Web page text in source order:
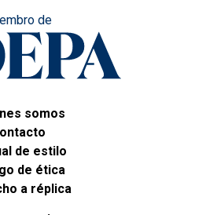
de
somos
de estilo
de ética
a réplica